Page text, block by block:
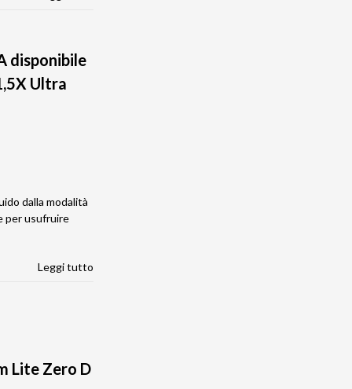
disponibile
Ultra
dalla modalità
per usufruire
Leggi tutto
Lite Zero D